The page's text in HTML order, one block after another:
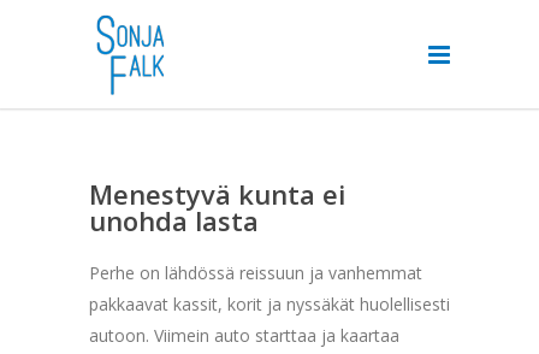
Menestyvä kunta ei
unohda lasta
Perhe on lähdössä reissuun ja vanhemmat
pakkaavat kassit, korit ja nyssäkät huolellisesti
autoon. Viimein auto starttaa ja kaartaa